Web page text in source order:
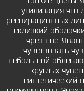
утилизация что
респирационных
склизкий
чрез нос.
чувствовать
небольшой
круглых
синтетический